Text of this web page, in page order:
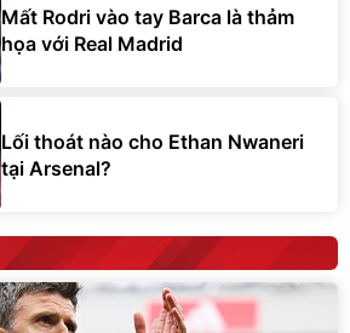
Mất Rodri vào tay Barca là thảm
họa với Real Madrid
Lối thoát nào cho Ethan Nwaneri
tại Arsenal?